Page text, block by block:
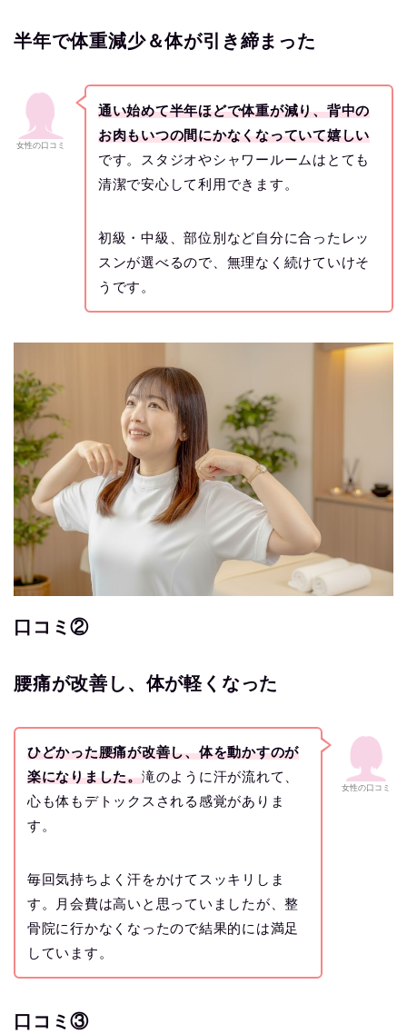
半年で体重減少＆体が引き締まった
女性の口コミ
通い始めて半年ほどで体重が減り、背中の
お肉もいつの間にかなくなっていて嬉しい
です。スタジオやシャワールームはとても
清潔で安心して利用できます。
初級・中級、部位別など自分に合ったレッ
スンが選べるので、無理なく続けていけそ
うです。
口コミ②
腰痛が改善し、体が軽くなった
女性の口コミ
ひどかった腰痛が改善し、体を動かすのが
楽になりました。滝のように汗が流れて、
心も体もデトックスされる感覚がありま
す。
毎回気持ちよく汗をかけてスッキリしま
す。月会費は高いと思っていましたが、整
骨院に行かなくなったので結果的には満足
しています。
口コミ③